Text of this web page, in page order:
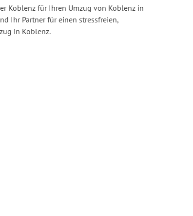
Koblenz für Ihren Umzug von Koblenz in
Ihr Partner für einen stressfreien,
in Koblenz.